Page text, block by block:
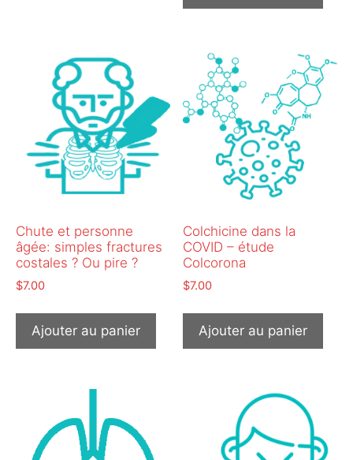
Chute et personne
âgée: simples fractures
costales ? Ou pire ?
$7.00
Ajouter au panier
Colchicine dans la
COVID – étude
Colcorona
$7.00
Ajouter au panier